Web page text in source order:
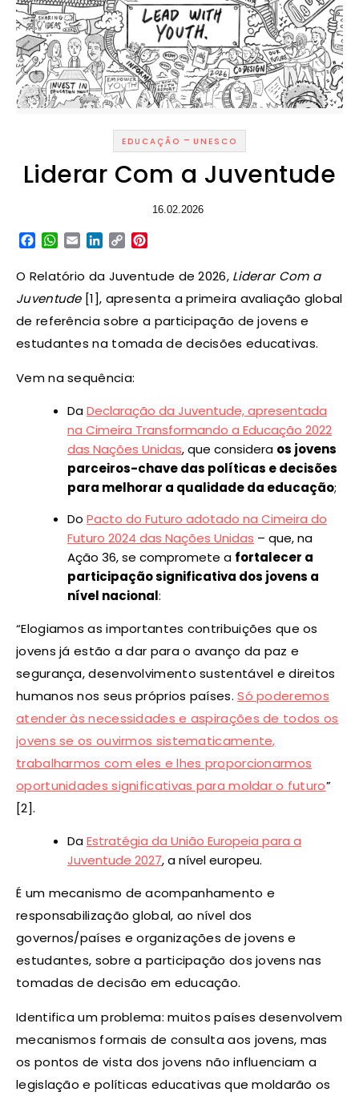
EDUCAÇÃO - UNESCO
Liderar Com a Juventude
16.02.2026
Facebook
WhatsApp
EmailLinkedIn
Copy
O Relatório da Juventude de 2026, Liderar Com a
Juventude [1], apresenta a primeira avaliação global
de referência sobre a participação de jovens e
estudantes na tomada de decisões educativas.
Vem na sequência:
DaDeclaração da Juventude, apresentada
na Cimeira Transformando a Educação 2022
das Nações Unidas, que considera os jovens
parceiros-chave das políticas e decisões
para melhorar a qualidade da educação;
Do Pacto do Futuro adotado na Cimeira do
Futuro 2024 das Nações Unidas – que, na
Ação 36, se compromete a fortalecer a
participação significativa dos jovens a
nível nacional:
“Elogiamos as importantes contribuições que os
jovens já estão a dar para o avanço da paz e
segurança, desenvolvimento sustentável e direitos
humanos nos seus próprios países.Só poderemos
atender às necessidades e aspirações de todos os
jovens se os ouvirmos sistematicamente,
trabalharmos com eles e lhes proporcionarmos
oportunidades significativas para moldar o futuro”
[2].
DaEstratégia da União Europeia para a
Juventude 2027, a nível europeu.
É um mecanismo de acompanhamento e
responsabilização global, ao nível dos
governos/países e organizações de jovens e
estudantes, sobre a participação dos jovens nas
tomadas de decisão em educação.
Identifica um problema: muitos países desenvolvem
mecanismos formais de consulta aos jovens, mas
os pontos de vista dos jovens não influenciam a
legislação e políticas educativas que moldarão os